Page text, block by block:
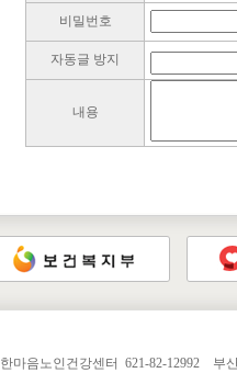
비밀번호
자동글 방지
내용
한마음노인건강센터 621-82-12992 부